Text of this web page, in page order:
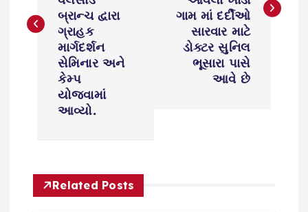
t
g
બ્રાન્ચ દ્વારા
ગ્રાહક
માર્ગદર્શન
સેમિનાર અને
કેમ્પ
યોજવામાં
આવ્યો.
ગામ માં દર્દીઓ
સારવાર માટે
ડોક્ટર સુનિલ
ભૂસારા પાસે
આવે છે
Related Posts